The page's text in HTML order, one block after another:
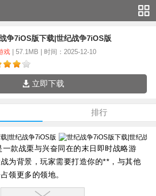
争7iOS版下载|世纪战争7iOS版
戏| 57.1MB | 时间：2025-12-10
立即下载
排行
款战栗与兴奋同在的末日即时战略游
为背景，玩家需要打造你的**，与其他
领更多的领地。